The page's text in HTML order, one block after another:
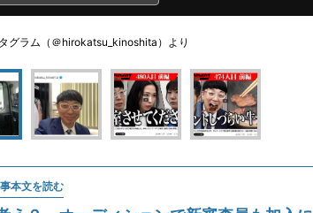
グラム（＠hirokatsu_kinoshita）より
本文を読む